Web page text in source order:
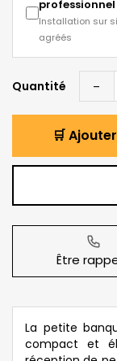
professionnel
Installation sur
agréés
Quantité -
🛒
Être
La petite
compact et